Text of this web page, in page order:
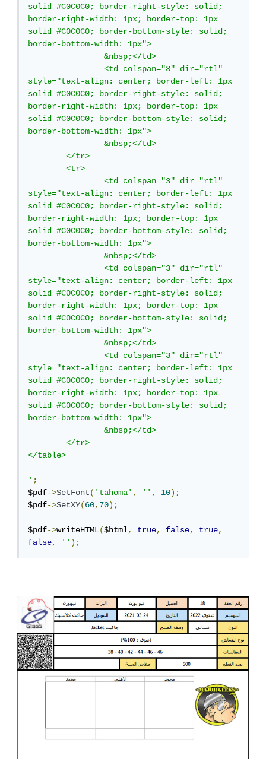
solid #C0C0C0; border-right-style: solid;
border-right-width: 1px; border-top: 1px
solid #C0C0C0; border-bottom-style: solid;
border-bottom-width: 1px">
		&nbsp;</td>
		<td colspan="3" dir="rtl"
style="text-align: center; border-left: 1px
solid #C0C0C0; border-right-style: solid;
border-right-width: 1px; border-top: 1px
solid #C0C0C0; border-bottom-style: solid;
border-bottom-width: 1px">
		&nbsp;</td>
	</tr>
	<tr>
		<td colspan="3" dir="rtl"
style="text-align: center; border-left: 1px
solid #C0C0C0; border-right-style: solid;
border-right-width: 1px; border-top: 1px
solid #C0C0C0; border-bottom-style: solid;
border-bottom-width: 1px">
		&nbsp;</td>
		<td colspan="3" dir="rtl"
style="text-align: center; border-left: 1px
solid #C0C0C0; border-right-style: solid;
border-right-width: 1px; border-top: 1px
solid #C0C0C0; border-bottom-style: solid;
border-bottom-width: 1px">
		&nbsp;</td>
		<td colspan="3" dir="rtl"
style="text-align: center; border-left: 1px
solid #C0C0C0; border-right-style: solid;
border-right-width: 1px; border-top: 1px
solid #C0C0C0; border-bottom-style: solid;
border-bottom-width: 1px">
		&nbsp;</td>
	</tr>
</table>
';
$pdf->SetFont('tahoma', '', 10);
$pdf->SetXY(60,70);
$pdf->writeHTML($html, true, false, true,
false, '');